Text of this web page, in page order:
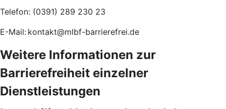
Telefon: (0391) 289 230 23
E-Mail: kontakt@mlbf-barrierefrei.de
Weitere Informationen zur
Barrierefreiheit einzelner
Dienstleistungen